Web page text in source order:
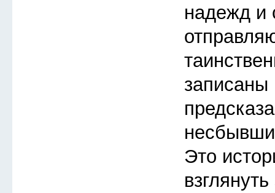
надежд и
записаны
Это